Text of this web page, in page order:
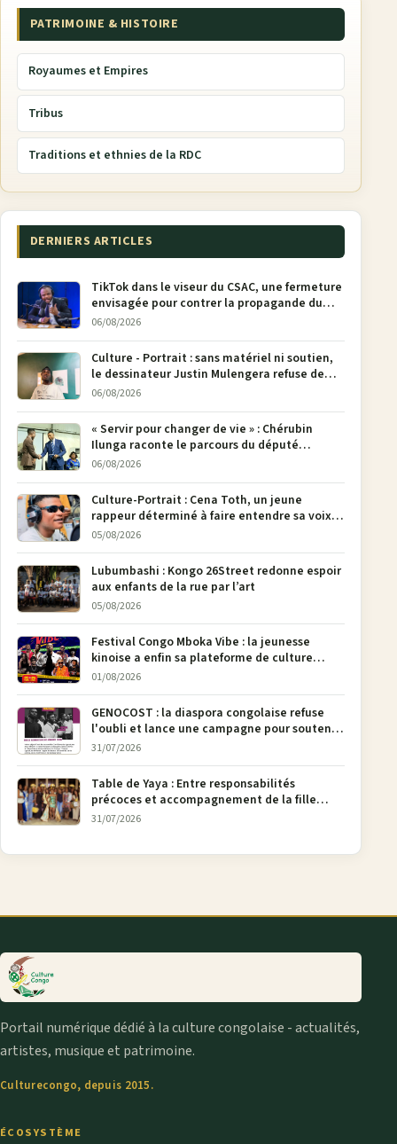
PATRIMOINE & HISTOIRE
Royaumes et Empires
Tribus
Traditions et ethnies de la RDC
DERNIERS ARTICLES
TikTok dans le viseur du CSAC, une fermeture
envisagée pour contrer la propagande du
M23
06/08/2026
Culture - Portrait : sans matériel ni soutien,
le dessinateur Justin Mulengera refuse de
poser son crayon
06/08/2026
« Servir pour changer de vie » : Chérubin
Ilunga raconte le parcours du député
national Jethro Muyombi Tshimbu en 137
06/08/2026
Culture-Portrait : Cena Toth, un jeune
rappeur déterminé à faire entendre sa voix à
Bunia
05/08/2026
Lubumbashi : Kongo 26Street redonne espoir
aux enfants de la rue par l’art
05/08/2026
Festival Congo Mboka Vibe : la jeunesse
kinoise a enfin sa plateforme de culture
urbaine
01/08/2026
GENOCOST : la diaspora congolaise refuse
l'oubli et lance une campagne pour soutenir
la pétition FONAREV depuis Bruxelles
31/07/2026
Table de Yaya : Entre responsabilités
précoces et accompagnement de la fille
aînée, la diaspora en débat
31/07/2026
Portail numérique dédié à la culture congolaise - actualités,
artistes, musique et patrimoine.
Culturecongo, depuis 2015.
ÉCOSYSTÈME